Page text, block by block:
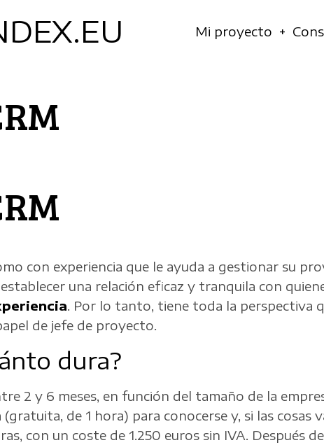
Navegación
Mi proyecto
con experiencia que le ayuda a gestionar su
una relación eficaz y tranquila con
. Por lo tanto, tiene toda la perspectiva
de jefe de proyecto.
dura?
2 y 6 meses, en función del tamaño de la
(gratuita, de 1 hora) para conocerse y, si las
con un coste de 1.250 euros sin IVA. Después